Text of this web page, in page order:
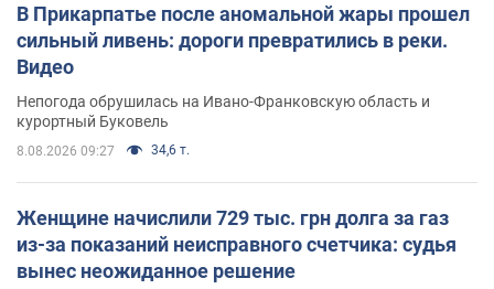
В Прикарпатье после аномальной жары прошел
сильный ливень: дороги превратились в реки.
Видео
Непогода обрушилась на Ивано-Франковскую область и
курортный Буковель
8.08.2026 09:27 34,6 т.
Женщине начислили 729 тыс. грн долга за газ
из-за показаний неисправного счетчика: судья
вынес неожиданное решение